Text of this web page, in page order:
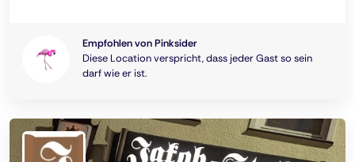
Empfohlen von Pinksider
Diese Location verspricht, dass jeder Gast so sein
darf wie er ist.